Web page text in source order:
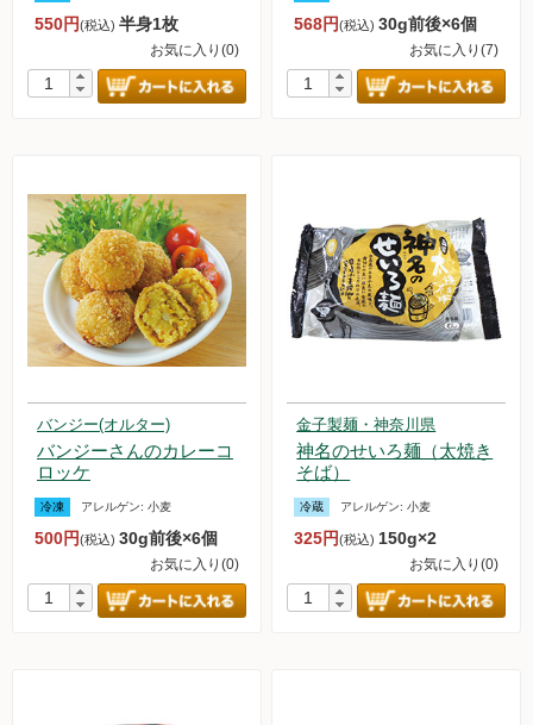
新規募集中！
フランチャイズビジネス
550円(税込) 半身1枚
お気に入り(0)
568円(税込)30g前後×6個
お気に入り(7)
バンジー(オルター)
バンジーさんのカレーコ
ロッケ
冷凍 アレルゲン: 小麦
500円(税込) 30g前後×6個
お気に入り(0)
金子製麺・神奈川県
神名のせいろ麺（太焼き
そば）
冷蔵 アレルゲン:小麦
325円(税込) 150g×2
お気に入り(0)